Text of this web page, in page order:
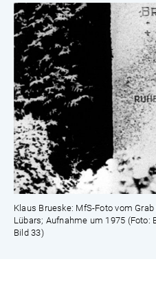
Klaus Brueske: MfS-Foto vom
Lübars; Aufnahme um 1975 (Foto:
Bild 33)